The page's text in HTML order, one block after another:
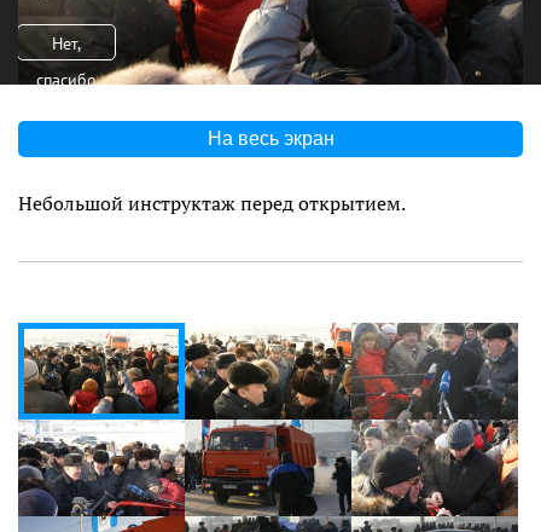
Нет,
спасибо
На весь экран
Небольшой инструктаж перед открытием.